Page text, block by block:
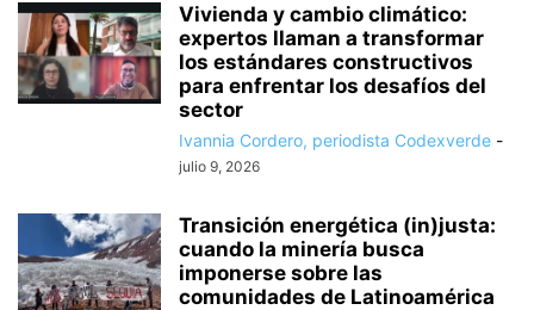
Vivienda y cambio climático:
expertos llaman a transformar
los estándares constructivos
para enfrentar los desafíos del
sector
Ivannia Cordero, periodista Codexverde -
julio 9, 2026
Transición energética (in)justa:
cuando la minería busca
imponerse sobre las
comunidades de Latinoamérica